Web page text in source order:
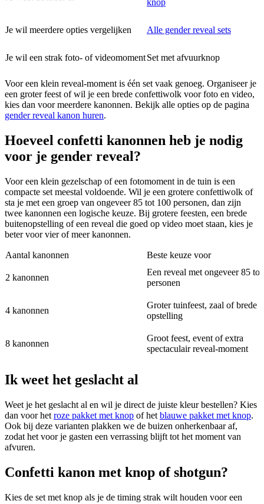
knop
Je wil meerdere opties vergelijken Alle gender reveal sets
Je wil een strak foto- of videomomentSet met afvuurknop
Voor een klein reveal-moment is één set vaak genoeg. Organiseer je
een groter feest of wil je een brede confettiwolk voor foto en video,
kies dan voor meerdere kanonnen. Bekijk alle opties op de pagina
gender reveal kanon huren.
Hoeveel confetti kanonnen heb je nodig
voor je gender reveal?
Voor een klein gezelschap of een fotomoment in de tuin is een
compacte set meestal voldoende. Wil je een grotere confettiwolk of
sta je met een groep van ongeveer 85 tot 100 personen, dan zijn
twee kanonnen een logische keuze. Bij grotere feesten, een brede
buitenopstelling of een reveal die goed op video moet staan, kies je
beter voor vier of meer kanonnen.
Aantal kanonnen Beste keuze voor
2 kanonnen
Een reveal met ongeveer 85
personen
4 kanonnen
Groter tuinfeest, zaal of brede
opstelling
8 kanonnen
Groot feest, event of extra
spectaculair reveal-moment
Ik weet het geslacht al
Weet je het geslacht al en wil je direct de juiste kleur bestellen? Kies
dan voor het roze pakket met knop of het blauwe pakket met knop.
Ook bij deze varianten plakken we de buizen onherkenbaar af,
zodat het voor je gasten een verrassing blijft tot het moment van
afvuren.
Confetti kanon met knop of shotgun?
Kies de set met knop als je de timing strak wilt houden voor een